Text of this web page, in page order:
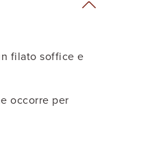
filato soffice e
occorre per